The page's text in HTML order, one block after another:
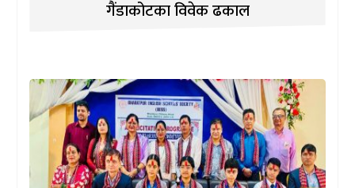
गैंडाकोटका विवेक ढकाल